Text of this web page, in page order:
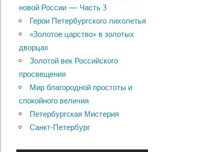
новой России — Часть 3
Герои Петербургского лихолетья
«Золотое царство» в золотых
дворцах
Золотой век Российского
просвещения
Мир благородной простоты и
спокойного величия
Петербургская Мистерия
Санкт-Петербург